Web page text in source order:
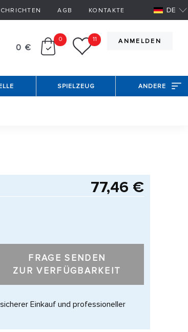
AGB KONTAKTE DE
ANMELDEN
0 €
0 11
SPIELZEUG ANDERE
77,46 €
FRAGE SENDEN
ZUR VERFÜGBARKEIT
Einkauf und professioneller